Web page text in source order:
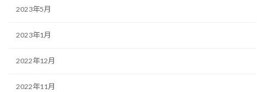
2023年5月
2023年1月
2022年12月
2022年11月